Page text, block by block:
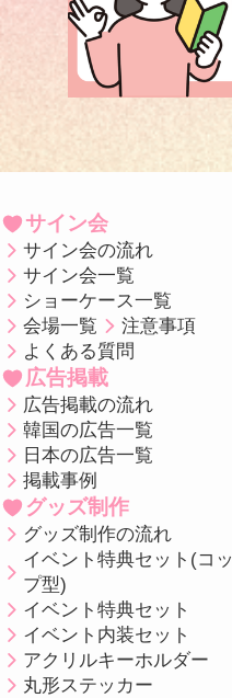
サイン会
サイン会の流れ
サイン会一覧
ショーケース一覧
会場一覧
注意事項
よくある質問
広告掲載
広告掲載の流れ
韓国の広告一覧
日本の広告一覧
掲載事例
グッズ制作
グッズ制作の流れ
イベント特典セット(コッ
プ型)
イベント特典セット
イベント内装セット
アクリルキーホルダー
丸形ステッカー